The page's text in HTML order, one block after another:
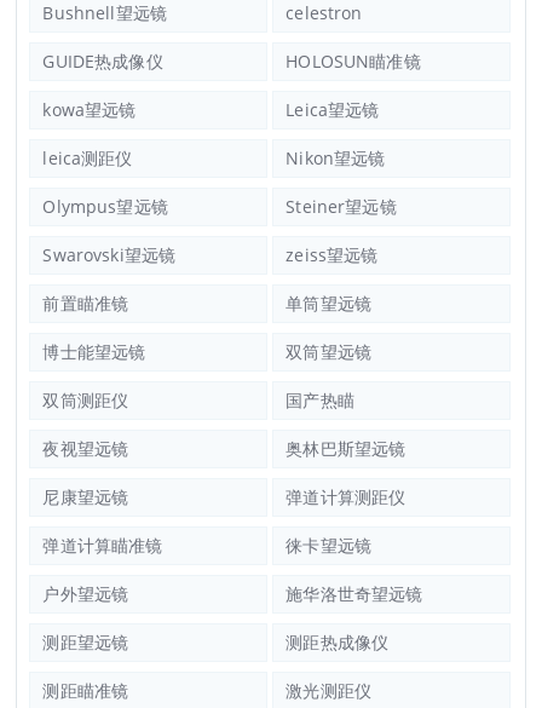
Bushnell望远镜 celestron
GUIDE热成像仪 HOLOSUN瞄准镜
kowa望远镜 Leica望远镜
leica测距仪 Nikon望远镜
Olympus望远镜 Steiner望远镜
Swarovski望远镜 zeiss望远镜
前置瞄准镜 单筒望远镜
博士能望远镜 双筒望远镜
双筒测距仪 国产热瞄
夜视望远镜 奥林巴斯望远镜
尼康望远镜 弹道计算测距仪
弹道计算瞄准镜 徕卡望远镜
户外望远镜 施华洛世奇望远镜
测距望远镜 测距热成像仪
测距瞄准镜 激光测距仪